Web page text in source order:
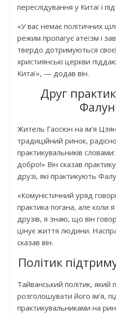
переслідування у Китаї і
«У вас немає політичних
режим пропагує атеїзм і
твердо дотримуються
християнські церкви
Китаї», — додав він.
Друг
Житель Гаосюн на ім’я
традиційний ринок,
практикувальників
добро!» Він сказав
друзі, які практикують
«Комуністичний уряд
практика погана, але коли
друзів, я знаю, що він
цінує життя людини.
сказав він.
Політик
Тайванський політик, який
розголошувати його ім’я,
практикувальниками на